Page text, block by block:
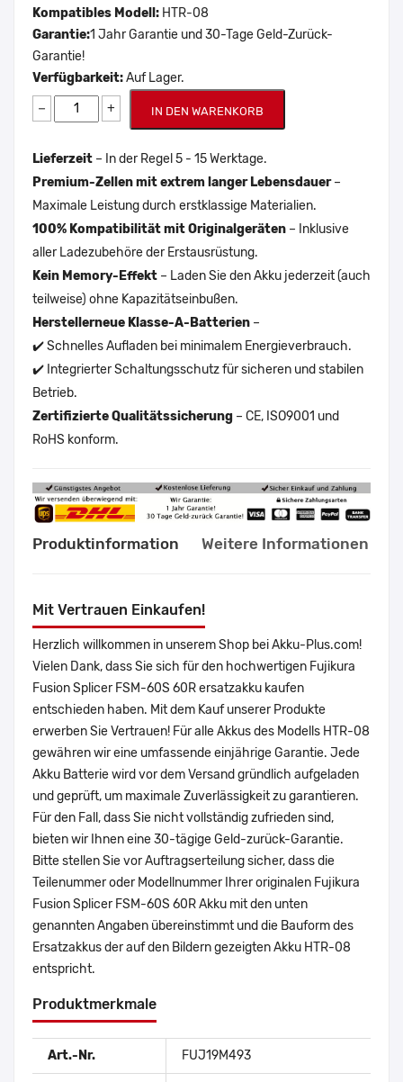
Kompatibles Modell: HTR-08
Garantie:1 Jahr Garantie und 30-Tage Geld-Zurück-
Garantie!
Verfügbarkeit:Auf Lager.
− + IN DEN WARENKORB
Lieferzeit – In der Regel 5 - 15 Werktage.
Premium-Zellen mit extrem langer Lebensdauer–
Maximale Leistung durch erstklassige Materialien.
100% Kompatibilität mit Originalgeräten – Inklusive
aller Ladezubehöre der Erstausrüstung.
Kein Memory-Effekt – Laden Sie den Akku jederzeit (auch
teilweise) ohne Kapazitätseinbußen.
Herstellerneue Klasse-A-Batterien –
✔️ Schnelles Aufladen bei minimalem Energieverbrauch.
✔️ Integrierter Schaltungsschutz für sicheren und stabilen
Betrieb.
Zertifizierte Qualitätssicherung – CE, ISO9001 und
RoHS konform.
Produktinformation Weitere Informationen
Mit Vertrauen Einkaufen!
Herzlich willkommen in unserem Shop bei Akku-Plus.com!
Vielen Dank, dass Sie sich für den hochwertigen Fujikura
Fusion Splicer FSM-60S 60R ersatzakku kaufen
entschieden haben. Mit dem Kauf unserer Produkte
erwerben Sie Vertrauen! Für alle Akkus des Modells HTR-08
gewähren wir eine umfassende einjährige Garantie. Jede
Akku Batterie wird vor dem Versand gründlich aufgeladen
und geprüft, um maximale Zuverlässigkeit zu garantieren.
Für den Fall, dass Sie nicht vollständig zufrieden sind,
bieten wir Ihnen eine 30-tägige Geld-zurück-Garantie.
Bitte stellen Sie vor Auftragserteilung sicher, dass die
Teilenummer oder Modellnummer Ihrer originalen Fujikura
Fusion Splicer FSM-60S 60R Akku mit den unten
genannten Angaben übereinstimmt und die Bauform des
Ersatzakkus der auf den Bildern gezeigten Akku HTR-08
entspricht.
Produktmerkmale
Art.-Nr. FUJ19M493